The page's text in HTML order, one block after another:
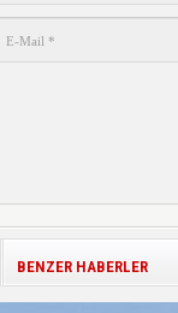
BENZER HABERLER